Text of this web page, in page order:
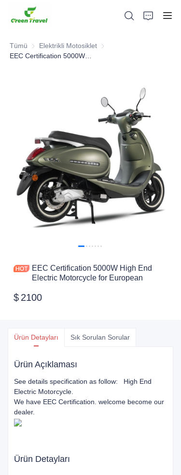
Tümü Elektrikli Motosiklet Elektrikli Motosiklet
EEC Certification 5000W High End
Electric Motorcycle for European
$ 2100
Ürün Detayları Sık Sorulan Sorular
Ürün Açıklaması
See details specification as follow: High End
Electric Motorcycle.
We have EEC Certification. welcome become our
dealer.
Ürün Detayları
Hakkımızda
Haberler ve İşbirliği Örnekleri
Üretim Üsleri ve Süreci
Destek